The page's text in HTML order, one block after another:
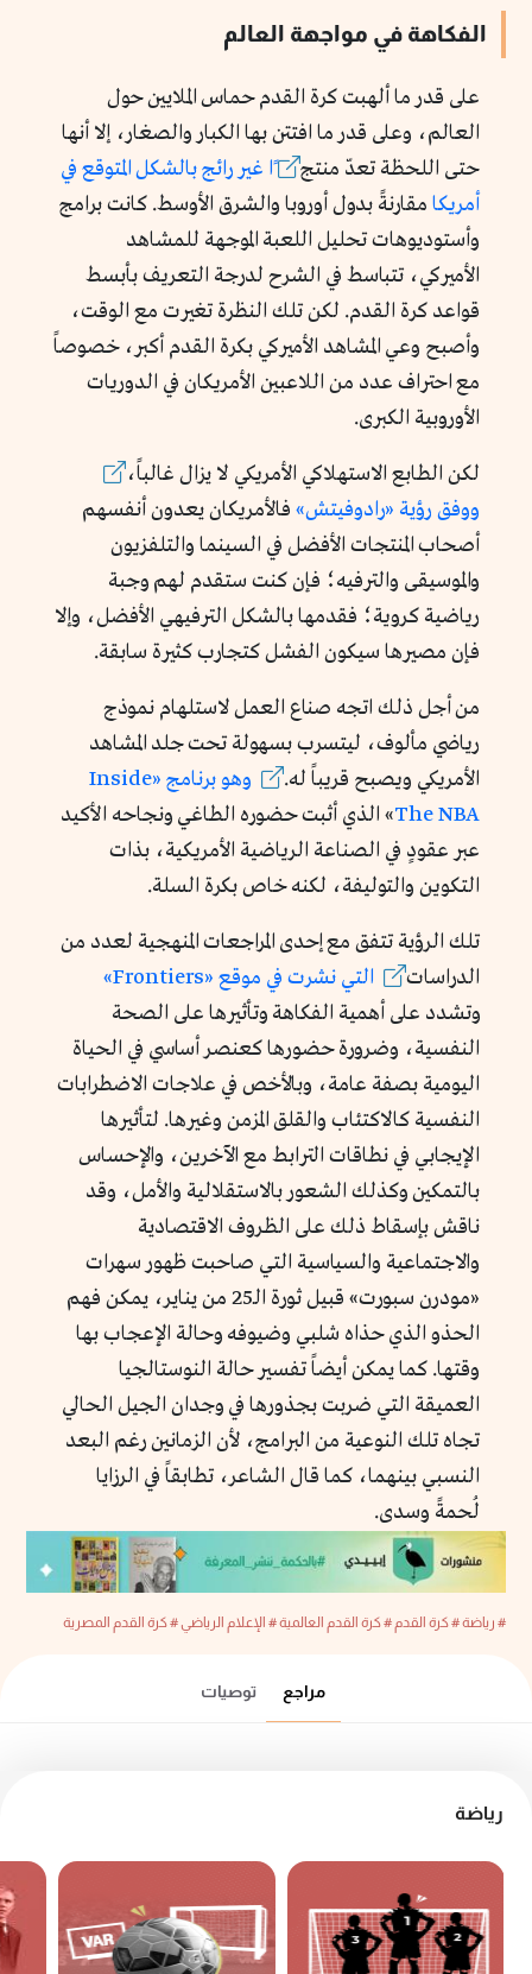
الفكاهة في مواجهة العالم
على قدر ما ألهبت كرة القدم حماس الملايين حول
العالم، وعلى قدر ما افتتن بها الكبار والصغار، إلا أنها
حتى اللحظة تعدّ منتج ًا غيررائجبالشكلالمتوقع في
أمريكا مقارنةً بدول أوروبا والشرق الأوسط. كانت برامج
وأستوديوهات تحليل اللعبة الموجهة للمشاهد
الأميركي، تتباسط في الشرح لدرجة التعريف بأبسط
قواعد كرة القدم. لكن تلك النظرة تغيرت مع الوقت،
وأصبح وعي المشاهد الأميركي بكرة القدم أكبر، خصوصاً
مع احتراف عدد من اللاعبين الأمريكان في الدوريات
الأوروبية الكبرى.
لكن الطابع الاستهلاكي الأمريكي لا يزال غالباً،
ووفق رؤية «رادوفيتش» فالأمريكان يعدون أنفسهم
أصحاب المنتجات الأفضل في السينما والتلفزيون
والموسيقى والترفيه؛ فإن كنت ستقدم لهم وجبة
رياضية كروية؛ فقدمها بالشكل الترفيهي الأفضل، وإلا
فإن مصيرها سيكون الفشل كتجارب كثيرة سابقة.
من أجل ذلك اتجه صناع العمل لاستلهام نموذج
رياضي مألوف، ليتسرب بسهولة تحت جلد المشاهد
الأمريكي ويصبح قريباً له.
وهو برنامج «Inside
TheNBA
» الذي أثبت حضوره الطاغي ونجاحه الأكيد
عبر عقودٍ في الصناعة الرياضية الأمريكية، بذات
التكوين والتوليفة، لكنه خاص بكرة السلة.
تلك الرؤية تتفق مع إحدى المراجعات المنهجية لعدد من
الدراسات
التي نشرت في موقع «Frontiers»
وتشدد على أهمية الفكاهة وتأثيرها على الصحة
النفسية، وضرورة حضورها كعنصر أساسي في الحياة
اليومية بصفة عامة، وبالأخص في علاجات الاضطرابات
النفسية كالاكتئاب والقلق المزمن وغيرها. لتأثيرها
الإيجابي في نطاقات الترابط مع الآخرين، والإحساس
بالتمكين وكذلك الشعور بالاستقلالية والأمل، وقد
ناقش بإسقاط ذلك على الظروف الاقتصادية
والاجتماعية والسياسية التي صاحبت ظهور سهرات
«مودرن سبورت» قبيل ثورة الـ25 من يناير، يمكن فهم
الحذو الذي حذاه شلبي وضيوفه وحالة الإعجاب بها
وقتها. كما يمكن أيضاً تفسير حالة النوستالجيا
العميقة التي ضربت بجذورها في وجدان الجيل الحالي
تجاه تلك النوعية من البرامج، لأن الزمانين رغم البعد
النسبي بينهما، كما قال الشاعر، تطابقاً في الرزايا
لُحمةً وسدى.
# رياضة# كرة القدم # كرة القدم العالمية# الإعلام الرياضي# كرة القدم المصرية
مراجع توصيات
رياضة